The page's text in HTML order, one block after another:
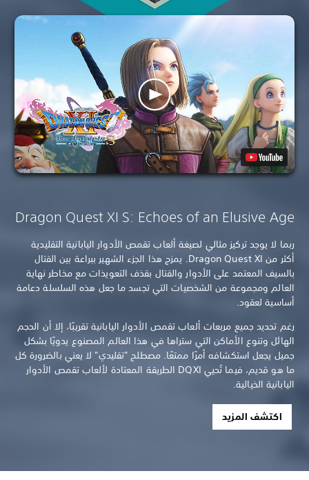
Dragon Quest XI S: Echoes of an Elusive Age
ربما لا يوجد تركيز مثالي لصيغة ألعاب تقمص الأدوار اليابانية التقليدية
أكثر من Dragon Quest XI. يمزج هذا الجزء الشهير ببراعة بين القتال
بالسيف المعتمد على الأدوار والقتال بقذف التعويذات مع مخاطر نهاية
العالم ومجموعة من الشخصيات التي تجسد ما جعل هذه السلسلة دعامة
أساسية لعقود.
رغم تحديد جميع مربعات ألعاب تقمص الأدوار اليابانية تقريبًا، إلا أن الحجم
الهائل وتنوع الأماكن التي ستراها في هذا العالم المصنوع يدويًا بشكل
جميل يجعل استكشافه أمرًا ممتعًا. مصطلح "تقليدي" لا يعني بالضرورة كل
ما هو قديم، فيما تُحيي DQXI الطريقة المعتادة لألعاب تقمص الأدوار
اليابانية الخيالية.
اكتشف المزيد